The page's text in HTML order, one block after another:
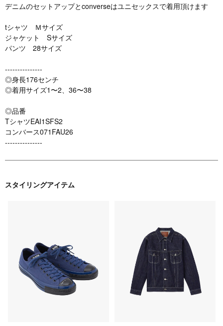
デニムのセットアップとconverseはユニセックスで着用頂けます
tシャツ Ｍサイズ
ジャケット Sサイズ
パンツ 28サイズ
---------------
◎身長176センチ
◎着用サイズ1〜2、36〜38
◎品番
TシャツEAI1SFS2
コンバース071FAU26
---------------
スタイリングアイテム